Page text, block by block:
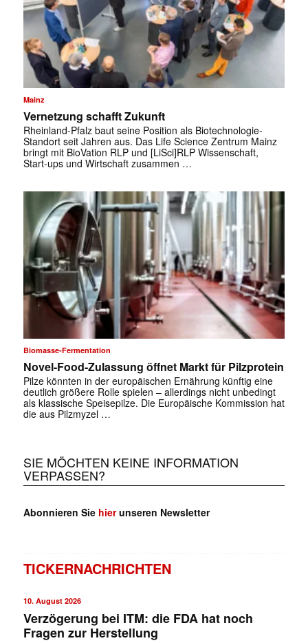
✕
Mainz
Vernetzung schafft Zukunft
Rheinland-Pfalz baut seine Position als Biotechnologie-
Standort seit Jahren aus. Das Life Science Zentrum Mainz
bringt mit BioVation RLP und [LiSci]RLP Wissenschaft,
Start-ups und Wirtschaft zusammen …
Biomasse-Fermentation
Novel-Food-Zulassung öffnet Markt für Pilzprotein
Pilze könnten in der europäischen Ernährung künftig eine
deutlich größere Rolle spielen – allerdings nicht unbedingt
als klassische Speisepilze. Die Europäische Kommission hat
die aus Pilzmyzel …
SIE MÖCHTEN KEINE INFORMATION
VERPASSEN?
Abonnieren Sie hierunseren Newsletter
TICKERNACHRICHTEN
10. August 2026
Verzögerung bei ITM: die FDA hat noch
Fragen zur Herstellung